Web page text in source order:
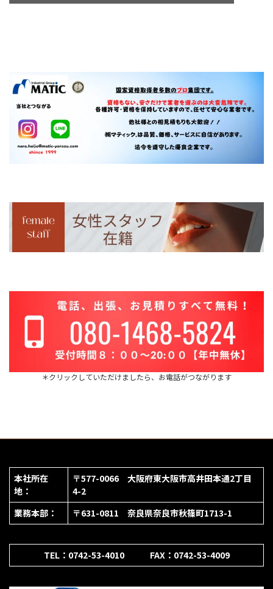
＊クリックしていただけましたら、お電話がつながります
本社所在
地：
〒577-0066 大阪府東大阪市高井田本通2丁目
4-2
業務本部：
〒631-0811 奈良県奈良市秋篠町1713-1
TEL：0742-53-4010 FAX：0742-53-4009